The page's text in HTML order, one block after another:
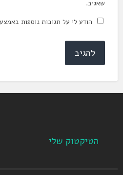
שאגיב.
הודע לי על תגובות נוספות
הטיקטוק שלי